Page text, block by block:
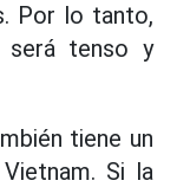
Por lo tanto,
será tenso y
tiene un
Si la